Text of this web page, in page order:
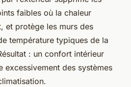
faibles où la chaleur
et protège les murs des
température typiques de la
: un confort intérieur
excessivement des systèmes